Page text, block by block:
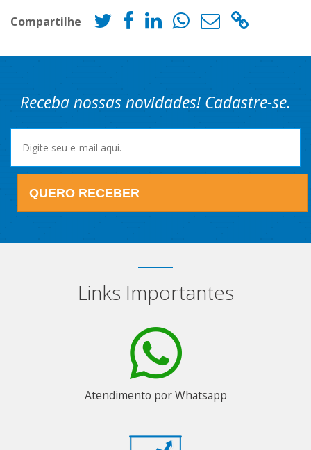
Compartilhe
Receba nossas novidades! Cadastre-se.
QUERO RECEBER
Links Importantes
Atendimento por Whatsapp